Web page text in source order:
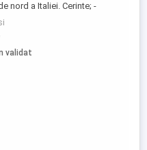
nord a Italiei. Cerinte; -
de limba italiana nivel
cunostinte in domeniu tehnic
validat